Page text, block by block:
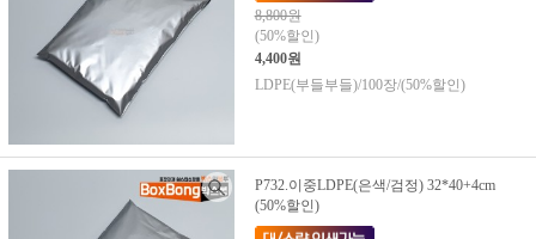
8,800원
(50%할인)
4,400원
LDPE(부들부들)/100장/(50%할인)
P732.이중LDPE(은색/검정) 32*40+4cm
(50%할인)